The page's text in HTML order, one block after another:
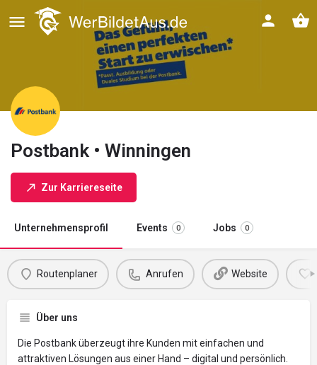
Postbank • Winningen
Zur Karriereseite
Unternehmensprofil Events 0 Jobs 0
Routenplaner Anrufen Website
Über uns
Die Postbank überzeugt ihre Kunden mit einfachen und
attraktiven Lösungen aus einer Hand – digital und persönlich.